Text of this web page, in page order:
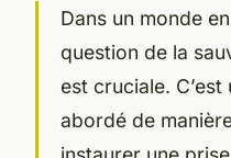
Dans un monde
question de la
est cruciale.
abordé de